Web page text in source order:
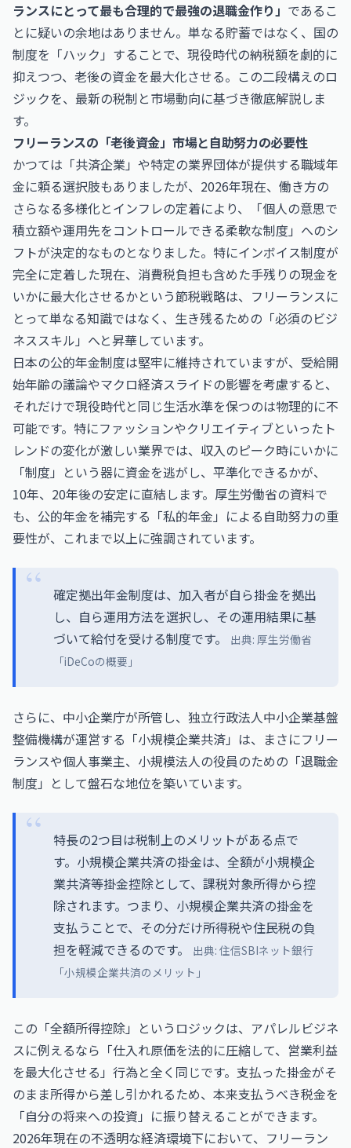
ランスにとって最も合理的で最強の退職金作り」 であるこ
とに疑いの余地はありません。単なる貯蓄ではなく、国の
制度を「ハック」することで、現役時代の納税額を劇的に
抑えつつ、老後の資金を最大化させる。この二段構えのロ
ジックを、最新の税制と市場動向に基づき徹底解説しま
す。
フリーランスの「老後資金」市場と自助努力の必要性
かつては「共済企業」や特定の業界団体が提供する職域年
金に頼る選択肢もありましたが、2026年現在、働き方の
さらなる多様化とインフレの定着により、「個人の意思で
積立額や運用先をコントロールできる柔軟な制度」へのシ
フトが決定的なものとなりました。特にインボイス制度が
完全に定着した現在、消費税負担も含めた手残りの現金を
いかに最大化させるかという節税戦略は、フリーランスに
とって単なる知識ではなく、生き残るための「必須のビジ
ネススキル」へと昇華しています。
日本の公的年金制度は堅牢に維持されていますが、受給開
始年齢の議論やマクロ経済スライドの影響を考慮すると、
それだけで現役時代と同じ生活水準を保つのは物理的に不
可能です。特にファッションやクリエイティブといったト
レンドの変化が激しい業界では、収入のピーク時にいかに
「制度」という器に資金を逃がし、平準化できるかが、
10年、20年後の安定に直結します。厚生労働省の資料で
も、公的年金を補完する「私的年金」による自助努力の重
要性が、これまで以上に強調されています。
確定拠出年金制度は、加入者が自ら掛金を拠出
し、自ら運用方法を選択し、その運用結果に基
づいて給付を受ける制度です。
出典: 厚生労働省
「iDeCoの概要」
さらに、中小企業庁が所管し、独立行政法人中小企業基盤
整備機構が運営する「小規模企業共済」は、まさにフリー
ランスや個人事業主、小規模法人の役員のための「退職金
制度」として盤石な地位を築いています。
特長の2つ目は税制上のメリットがある点で
す。小規模企業共済の掛金は、全額が小規模企
業共済等掛金控除として、課税対象所得から控
除されます。つまり、小規模企業共済の掛金を
支払うことで、その分だけ所得税や住民税の負
担を軽減できるのです。
出典: 住信SBIネット銀行
「小規模企業共済のメリット」
この「全額所得控除」というロジックは、アパレルビジネ
スに例えるなら「仕入れ原価を法的に圧縮して、営業利益
を最大化させる」行為と全く同じです。支払った掛金がそ
のまま所得から差し引かれるため、本来支払うべき税金を
「自分の将来への投資」に振り替えることができます。
2026年現在の不透明な経済環境下において、フリーラン